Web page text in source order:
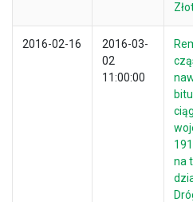
2016-02-16
2016-03-
02
11:00:00
na